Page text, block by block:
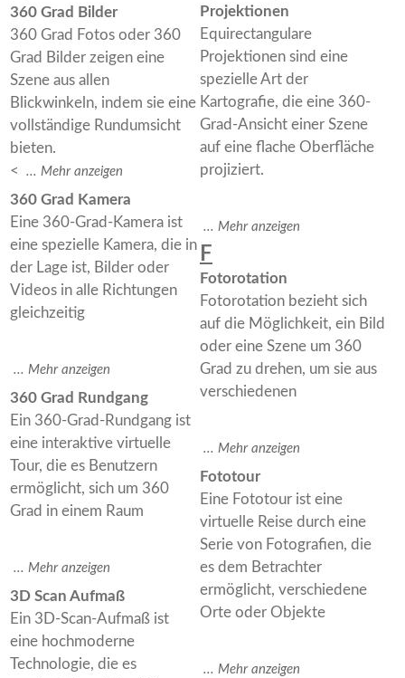
360 Grad Bilder
360 Grad Fotos oder 360
Grad Bilder zeigen eine
Szene aus allen
Blickwinkeln, indem sie eine
vollständige Rundumsicht
bieten.
<
360 Grad Kamera
Eine 360-Grad-Kamera ist
eine spezielle Kamera, die in
der Lage ist, Bilder oder
Videos in alle Richtungen
gleichzeitig
360 Grad Rundgang
Ein 360-Grad-Rundgang ist
eine interaktive virtuelle
Tour, die es Benutzern
ermöglicht, sich um 360
Grad in einem Raum
3D Scan Aufmaß
Ein 3D-Scan-Aufmaß ist
eine hochmoderne
Technologie, die es
Projektionen
Equirectangulare
Projektionen sind eine
spezielle Art der
Kartografie, die eine 360-
Grad-Ansicht einer Szene
auf eine flache Oberfläche
projiziert.
F
Fotorotation
Fotorotation bezieht sich
auf die Möglichkeit, ein Bild
oder eine Szene um 360
Grad zu drehen, um sie aus
verschiedenen
Fototour
Eine Fototour ist eine
virtuelle Reise durch eine
Serie von Fotografien, die
es dem Betrachter
ermöglicht, verschiedene
Orte oder Objekte